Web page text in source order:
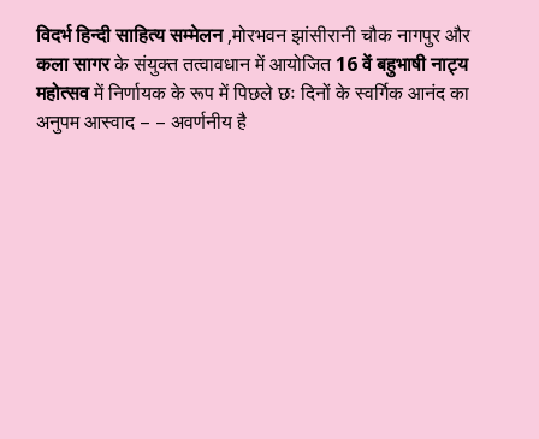
विदर्भ हिन्दी साहित्य सम्मेलन,मोरभवन झांसीरानी चौक नागपुर और
कला सागरके संयुक्त तत्वावधान में आयोजित16वें बहुभाषी नाट्य
महोत्सवमें निर्णायक के रूप में पिछले छः दिनों के स्वर्गिक आनंद का
अनुपम आस्वाद – – अवर्णनीय है